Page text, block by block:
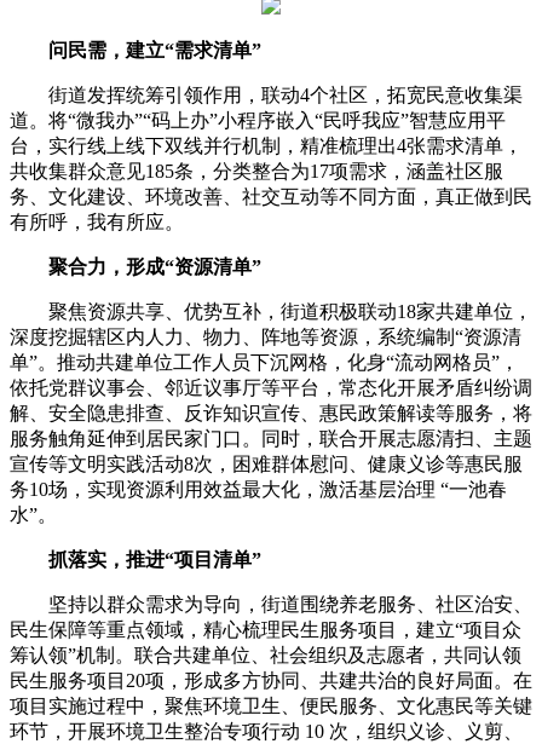
问民需，建立“需求清单”
街道发挥统筹引领作用，联动4个社区，拓宽民意收集渠
道。将“微我办”“码上办”小程序嵌入“民呼我应”智慧应用平
台，实行线上线下双线并行机制，精准梳理出4张需求清单，
共收集群众意见185条，分类整合为17项需求，涵盖社区服
务、文化建设、环境改善、社交互动等不同方面，真正做到民
有所呼，我有所应。
聚合力，形成“资源清单”
聚焦资源共享、优势互补，街道积极联动18家共建单位，
深度挖掘辖区内人力、物力、阵地等资源，系统编制“资源清
单”。推动共建单位工作人员下沉网格，化身“流动网格员”，
依托党群议事会、邻近议事厅等平台，常态化开展矛盾纠纷调
解、安全隐患排查、反诈知识宣传、惠民政策解读等服务，将
服务触角延伸到居民家门口。同时，联合开展志愿清扫、主题
宣传等文明实践活动8次，困难群体慰问、健康义诊等惠民服
务10场，实现资源利用效益最大化，激活基层治理 “一池春
水”。
抓落实，推进“项目清单”
坚持以群众需求为导向，街道围绕养老服务、社区治安、
民生保障等重点领域，精心梳理民生服务项目，建立“项目众
筹认领”机制。联合共建单位、社会组织及志愿者，共同认领
民生服务项目20项，形成多方协同、共建共治的良好局面。在
项目实施过程中，聚焦环境卫生、便民服务、文化惠民等关键
环节，开展环境卫生整治专项行动 10 次，组织义诊、义剪、